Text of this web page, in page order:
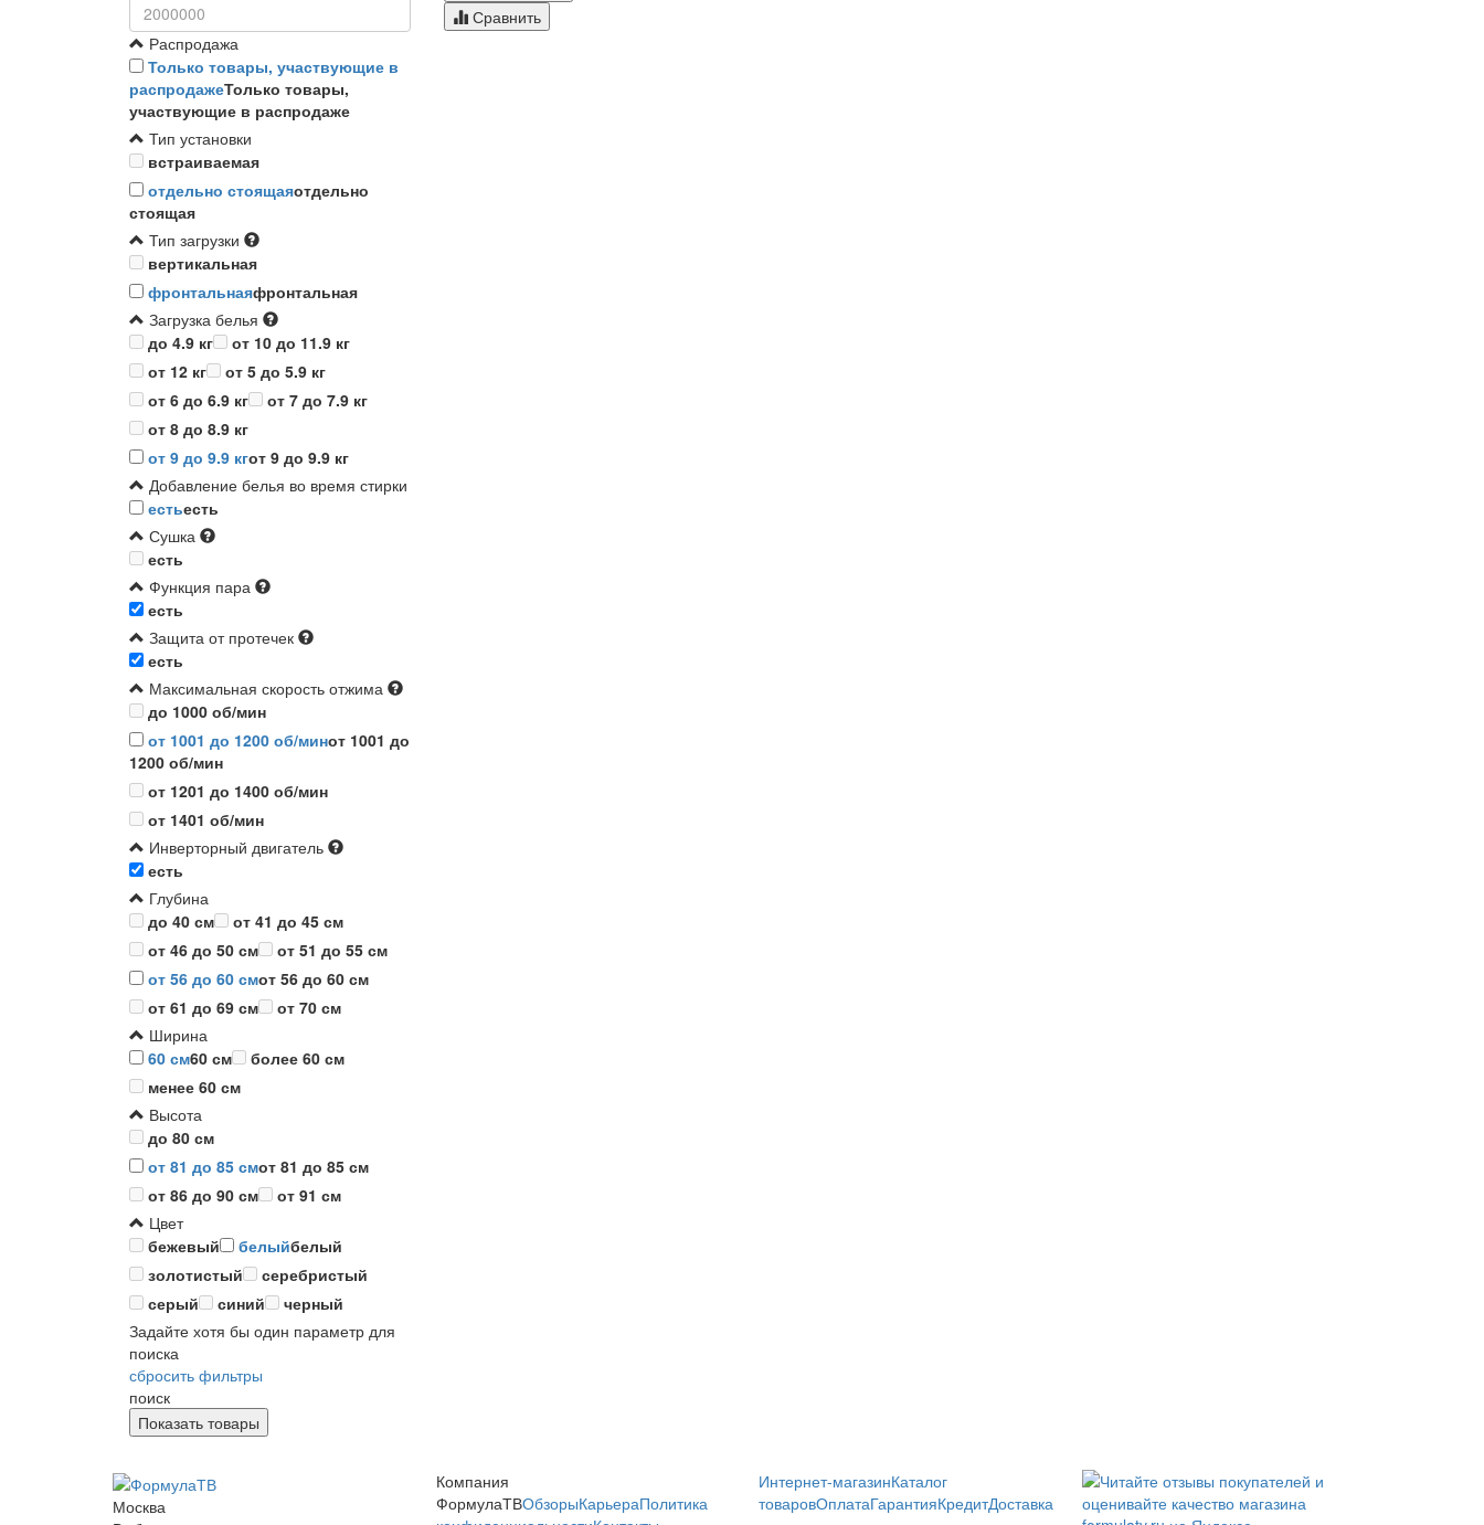
Распродажа
Только товары, участвующие в
распродажеТолько товары,
участвующие в распродаже
Тип установки
встраиваемая
отдельно стоящаяотдельно
стоящая
Тип загрузки
вертикальная
фронтальнаяфронтальная
Загрузка белья
до 4.9 кг
от 10 до 11.9 кг
от 12 кг
от 5 до 5.9 кг
от 6 до 6.9 кг
от 7 до 7.9 кг
от 8 до 8.9 кг
от 9 до 9.9 кгот 9 до 9.9 кг
Добавление белья во время стирки
естьесть
Сушка
есть
Функция пара
есть
Защита от протечек
есть
Максимальная скорость отжима
до 1000 об/мин
от 1001 до 1200 об/минот 1001 до
1200 об/мин
от 1201 до 1400 об/мин
от 1401 об/мин
Инверторный двигатель
есть
Глубина
до 40 см
от 41 до 45 см
от 46 до 50 см
от 51 до 55 см
от 56 до 60 смот 56 до 60 см
от 61 до 69 см
от 70 см
Ширина
60 см60 см
более 60 см
менее 60 см
Высота
до 80 см
от 81 до 85 смот 81 до 85 см
от 86 до 90 см
от 91 см
Цвет
бежевый
белыйбелый
золотистый
серебристый
серый
синий
черный
Задайте хотя бы один параметр для
поиска
сбросить фильтры
поиск
Сравнить
Москва
Компания
ФормулаТВОбзорыКарьераПолитика
Интернет-магазинКаталог
товаровОплатаГарантияКредитДоставка